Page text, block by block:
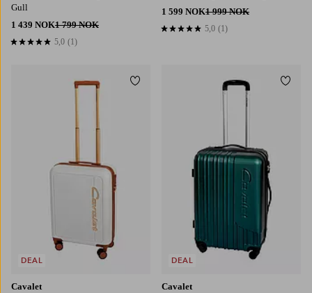
Gull
1 439 NOK1 799 NOK
5,0 basert på 1 karaktergivninger
5,0 (1)
1 599 NOK1 999 NOK
5,0 basert på 1 karaktergivninger
5,0 (1)
Cavalet
DEAL
Legg til favoritter
Cavalet
DEAL